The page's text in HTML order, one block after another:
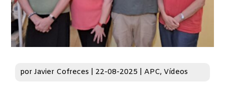
porJavier Cofreces 22-08-2025 |APC,Vídeos